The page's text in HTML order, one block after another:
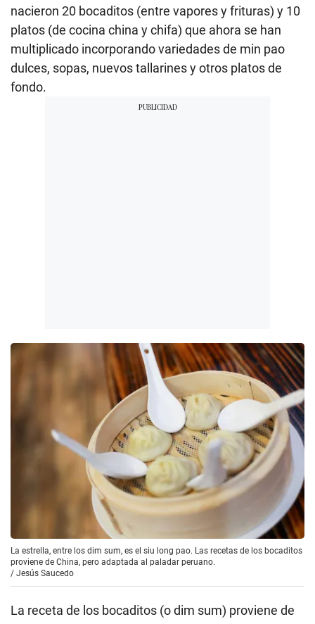
nacieron 20 bocaditos (entre vapores y frituras) y 10
platos (de cocina china y chifa) que ahora se han
multiplicado incorporando variedades de min pao
dulces, sopas, nuevos tallarines y otros platos de
fondo.
La estrella, entre los dim sum, es el siu long pao. Las recetas de los bocaditos
proviene de China, pero adaptada al paladar peruano.
/ Jesús Saucedo
La receta de los bocaditos (o dim sum) proviene de